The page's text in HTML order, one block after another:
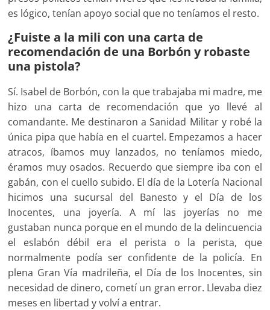
es lógico, tenían apoyo social que no teníamos el resto.
¿Fuiste a la mili con una carta de
recomendación de una Borbón y robaste
una pistola?
Sí. Isabel de Borbón, con la que trabajaba mi madre, me
hizo una carta de recomendación que yo llevé al
comandante. Me destinaron a Sanidad Militar y robé la
única pipa que había en el cuartel. Empezamos a hacer
atracos, íbamos muy lanzados, no teníamos miedo,
éramos muy osados. Recuerdo que siempre iba con el
gabán, con el cuello subido. El día de la Lotería Nacional
hicimos una sucursal del Banesto y el Día de los
Inocentes, una joyería. A mí las joyerías no me
gustaban nunca porque en el mundo de la delincuencia
el eslabón débil era el perista o la perista, que
normalmente podía ser confidente de la policía. En
plena Gran Vía madrileña, el Día de los Inocentes, sin
necesidad de dinero, cometí un gran error. Llevaba diez
meses en libertad y volví a entrar.